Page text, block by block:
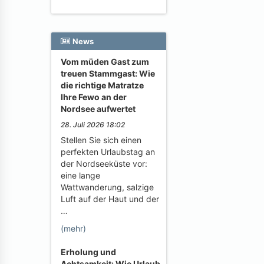
News
Vom müden Gast zum
treuen Stammgast: Wie
die richtige Matratze
Ihre Fewo an der
Nordsee aufwertet
28. Juli 2026 18:02
Stellen Sie sich einen
perfekten Urlaubstag an
der Nordseeküste vor:
eine lange
Wattwanderung, salzige
Luft auf der Haut und der
…
(mehr)
Erholung und